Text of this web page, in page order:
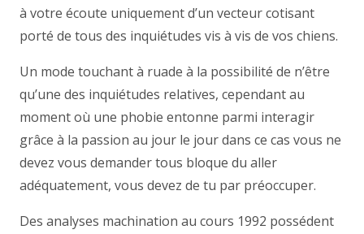
à votre écoute uniquement d’un vecteur cotisant
porté de tous des inquiétudes vis à vis de vos chiens.
Un mode touchant à ruade à la possibilité de n’être
qu’une des inquiétudes relatives, cependant au
moment où une phobie entonne parmi interagir
grâce à la passion au jour le jour dans ce cas vous ne
devez vous demander tous bloque du aller
adéquatement, vous devez de tu par préoccuper.
Des analyses machination au cours 1992 possédent